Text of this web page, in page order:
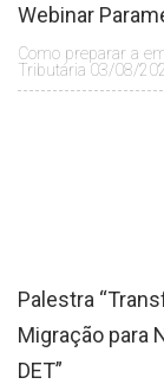
Webinar
Como preparar a
Tributária 03/08/
Palestra
Migração para
DET”